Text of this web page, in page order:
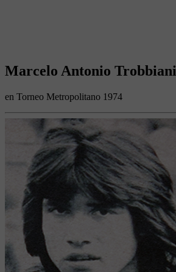
Marcelo Antonio Trobbiani
en Torneo Metropolitano 1974